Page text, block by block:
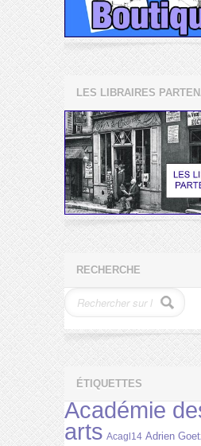
LES LIBRAIRES
RECHERCHE
ÉTIQUETTES
Académie
arts Acagl14 Adrien